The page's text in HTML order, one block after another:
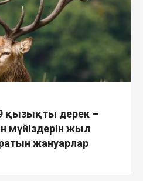
қызықты дерек –
мүйіздерін жыл
жануарлар